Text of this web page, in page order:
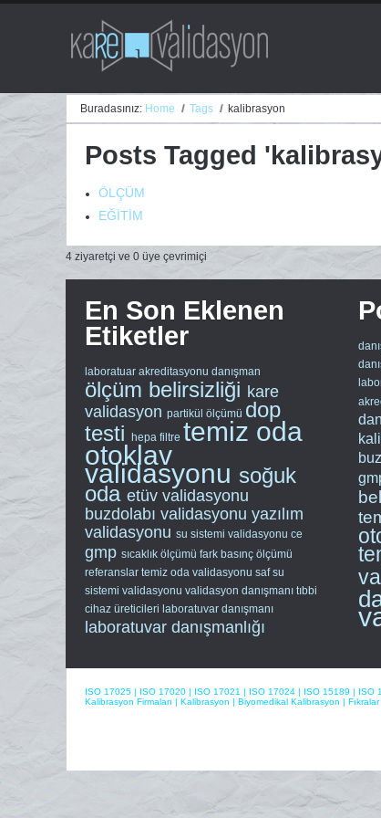
Buradasınız: Home Tags kalibrasyon
Posts Tagged
ÖLÇÜM
EĞİTİM
4 ziyaretçi ve 0 üye çevrimiçi
En Son Eklenen
Etiketler
laboratuar akreditasyonu danışman
ölçüm belirsizliği kare
validasyon partikül ölçümü dop
testi
hepa filtre temiz oda
otoklav
validasyonu soğuk
oda etüv validasyonu
buzdolabı validasyonu yazılım
validasyonu su sistemi validasyonu ce
gmp sıcaklık ölçümü fark basınç ölçümü
referanslar temiz oda validasyonu saf su
sistemi validasyonu validasyon danışmanı tıbbi
cihaz üreticileri laboratuvar danışmanı
laboratuvar danışmanlığı
ISO 17025 | ISO 17020 | ISO 17021 | ISO 17024 | ISO 15189 | ISO
Kalibrasyon Firmaları | Kalibrasyon | Biyomedikal Kalibrasyon | Fıkralar